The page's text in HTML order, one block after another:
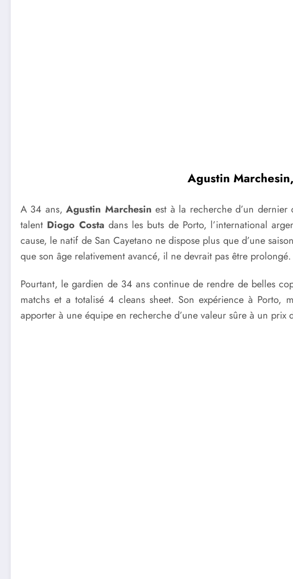
Agustin
A 34 ans,Agustin Marchesin est à la recherche d’un
talent Diogo Costa dans les buts de Porto, l’international
cause, le natif de San Cayetano ne dispose plus que d’une
que son âge relativement avancé, il ne devrait pas être prolongé.
Pourtant, le gardien de 34 ans continue de rendre de belles
matchs et a totalisé 4 cleans sheet. Son expérience à Porto,
apporter à une équipe en recherche d’une valeur sûre à un prix